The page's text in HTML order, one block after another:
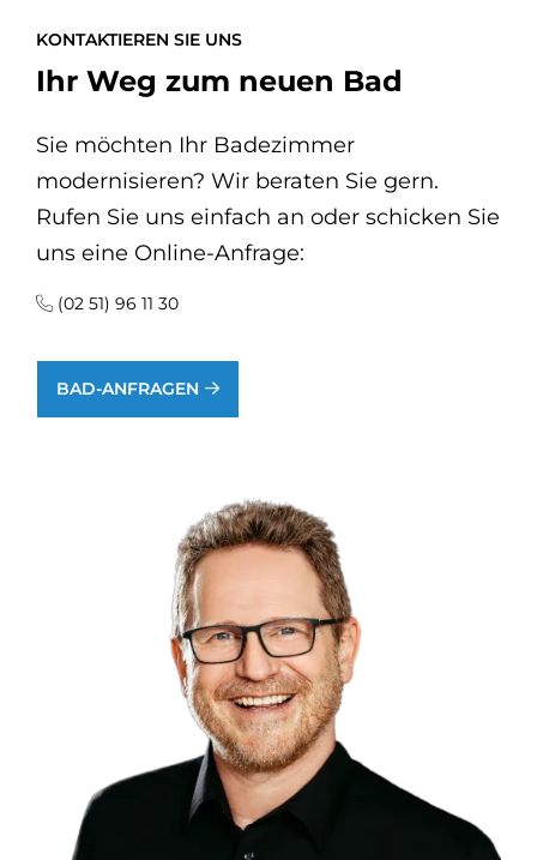
KONTAKTIEREN SIE UNS
Ihr Weg zum neuen Bad
Sie möchten Ihr Badezimmer
modernisieren? Wir beraten Sie gern.
Rufen Sie uns einfach an oder schicken Sie
uns eine Online-Anfrage:
(02 51) 96 11 30
BAD-ANFRAGEN